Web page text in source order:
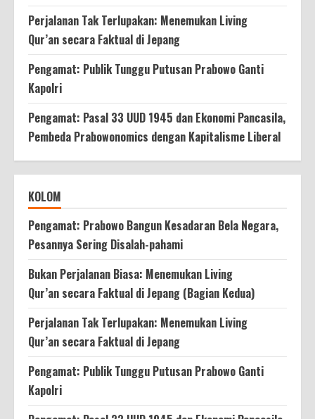
Perjalanan Tak Terlupakan: Menemukan Living
Qur’an secara Faktual di Jepang
Pengamat: Publik Tunggu Putusan Prabowo Ganti
Kapolri
Pengamat: Pasal 33 UUD 1945 dan Ekonomi Pancasila,
Pembeda Prabowonomics dengan Kapitalisme Liberal
KOLOM
Pengamat: Prabowo Bangun Kesadaran Bela Negara,
Pesannya Sering Disalah-pahami
Bukan Perjalanan Biasa: Menemukan Living
Qur’an secara Faktual di Jepang (Bagian Kedua)
Perjalanan Tak Terlupakan: Menemukan Living
Qur’an secara Faktual di Jepang
Pengamat: Publik Tunggu Putusan Prabowo Ganti
Kapolri